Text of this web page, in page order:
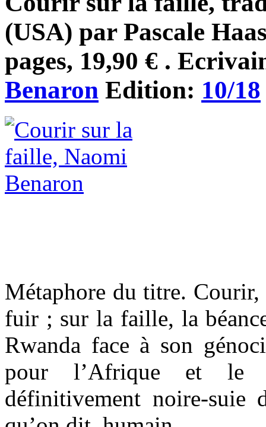
(USA) par Pascale
pages, 19,90 € .
Benaron Edition: 10/18
Métaphore du titre.
fuir ; sur la faille, la
Rwanda face à son
pour l’Afrique et le
définitivement noire-suie